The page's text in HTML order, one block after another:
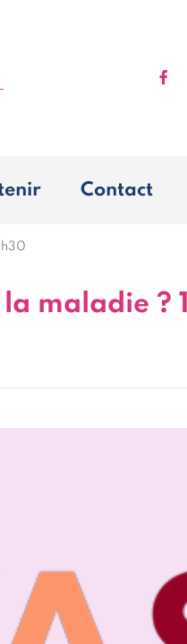
Contact
maladie ?